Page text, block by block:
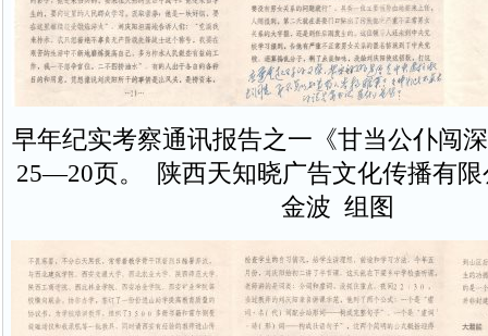
早年纪实考察通讯报告之一《甘当公仆闯
25—20页。 陕西天知晓广告文化传播有限
金波 组图